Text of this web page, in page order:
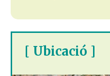
[ Ubicació ]